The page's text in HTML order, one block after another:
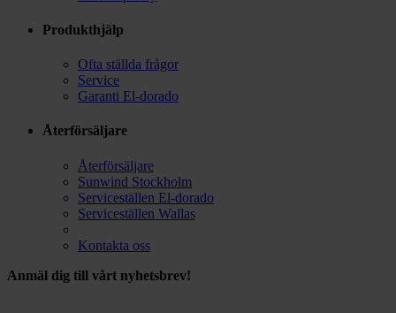
Produkthjälp
Ofta ställda frågor
Service
Garanti El-dorado
Återförsäljare
Återförsäljare
Sunwind Stockholm
Serviceställen El-dorado
Serviceställen Wallas
Kontakta oss
Anmäl dig till vårt nyhetsbrev!